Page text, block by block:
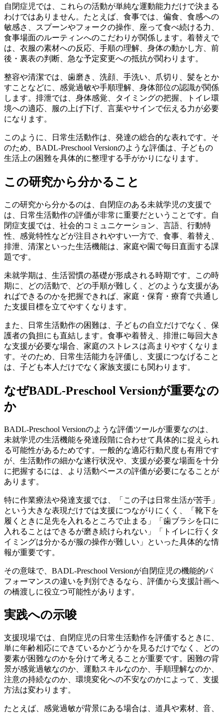
自閉症児では、これらの活動が単純な運動能力だけで決まる
わけではありません。たとえば、食事では、偏食、食感への
敏感さ、スプーンやフォークの操作、座って食べ続ける力、
食事場面のルーティンへのこだわりが関係します。着替えで
は、衣服の素材への反応、手順の理解、身体の動かし方、前
後・裏表の判断、急な予定変更への抵抗が関わります。
整容や清潔では、歯磨き、洗顔、手洗い、爪切り、髪をとか
すことなどに、感覚過敏や手順理解、身体部位の認識が関係
します。排泄では、身体感覚、タイミングの把握、トイレ環
境への適応、服の上げ下げ、言葉やサインで伝える力が必要
になります。
このように、日常生活動作は、発達の総合的な表れです。そ
のため、BADL-Preschool Versionのような評価は、子どもの
生活上の困難を具体的に整理する手がかりになります。
この研究から分かること
この研究から分かるのは、自閉症のある未就学児の支援で
は、日常生活動作の評価が非常に重要だということです。自
閉症支援では、社会的コミュニケーション、言語、行動特
性、感覚特性などが注目されやすい一方で、食事、着替え、
排泄、清潔といった生活機能は、家庭や園で毎日直面する課
題です。
未就学期は、生活習慣の基礎が形成される時期です。この時
期に、どの活動で、どの手順が難しく、どのような支援があ
ればできるのかを把握できれば、家庭・保育・療育で共通し
た支援目標を立てやすくなります。
また、日常生活動作の困難は、子どもの自立だけでなく、保
護者の負担にも直結します。食事や着替え、排泄に毎回大き
な支援が必要な場合、家庭のストレスは高まりやすくなりま
す。そのため、日常生活能力を評価し、支援につなげること
は、子ども本人だけでなく家族支援にも関わります。
なぜBADL-Preschool Versionが重要なの
か
BADL-Preschool Versionのような評価ツールが重要なのは、
未就学児の生活機能を発達段階に合わせて具体的に捉えられ
る可能性があるためです。一般的な適応行動尺度も有用です
が、生活動作の細かな遂行状況や、支援が必要な場面を十分
に把握するには、より活動ベースの評価が必要になることが
あります。
特に作業療法や発達支援では、「この子は日常生活が苦手」
という大きな表現だけでは支援につながりにくく、「靴下を
履くときに足先を入れるところで止まる」「歯ブラシを口に
入れることはできるが磨き続けられない」「トイレに行くタ
イミングは分かるが服の操作が難しい」といった具体的な情
報が重要です。
その意味で、BADL-Preschool Versionが自閉症児の機能的パ
フォーマンスの違いを判別できるなら、評価から支援計画へ
の橋渡しに役立つ可能性があります。
実践への示唆
支援現場では、自閉症児の日常生活動作を評価するときに、
単に年齢相応にできているかどうかを見るだけでなく、どの
要素が困難なのかを分けて考えることが重要です。困難の背
景が感覚過敏なのか、運動スキルなのか、手順理解なのか、
注意の持続なのか、環境変化への不安なのかによって、支援
方法は変わります。
たとえば、感覚過敏が背景にある場合は、道具や素材、音、